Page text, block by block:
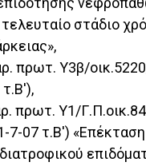
στάδιο
πρωτ. Υ3β/
πρωτ. Υ1/
7-07 τ.Β')